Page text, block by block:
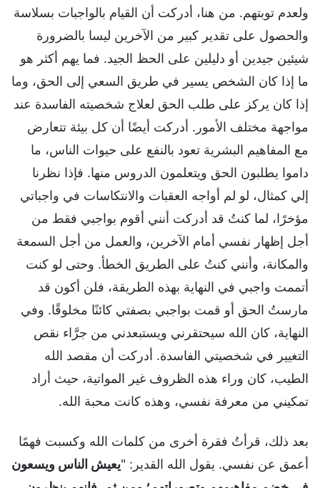
ولعدم توبتهم. من هنا، أدركت أن القيام بالواجبات بسلاسة
والحصول على تقدير كبير من الآخرين ليسا بالضرورة
شيئين جيدين أو دليلين على الحظ الجيد. فما يهم أكثر هو
ما إذا كان الشخص يسير في طريق السعي إلى الحق، وما
إذا كان يركز على طلب الحق لعلاج شخصيته الفاسدة عند
مواجهة مختلف الأمور. أدركت أيضًا أن كل بيئة تتعارض
مع المفاهيم البشرية تعود بالنفع على حيوات الناس، ما
داموا يطلبون الحق ويتعلمون الدروس منها. فإذا نظرنا
إلي كمثال، لو لم أواجه العقبات والانتكاسات في واجباتي
مؤخرًا، لما كنتُ قد أدركت أنني أقوم بواجبي فقط من
أجل إظهار نفسي أمام الآخرين، والعمل من أجل السمعة
والمكانة، وأنني كنتُ على الطريق الخطأ. وحتى لو كنت
أتممت واجبي في النهاية بهذه الطريقة، فلن أكون قد
مارستُ الحق أو قمت بواجبي بصفتي كائنًا مخلوقًا. وفي
النهاية، كان الله سيحتقرني ويستبعدني من جرَّاء نقص
التغيير في شخصيتي الفاسدة. أدركت أن مقصد الله
الطيب، كان وراء هذه الظروف غير المواتية، حيث أراد
تمكيني من معرفة نفسي، وهذه كانت محبة الله.
بعد ذلك، قرأتُ فقرة أخرى من كلمات الله وكسبت فهمًا
أعمق عن نفسي. يقول الله القدير: "يعيش الناس ويسعون